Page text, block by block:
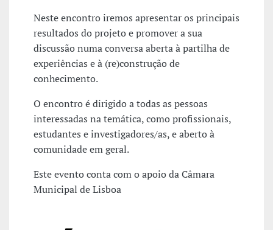
Neste encontro iremos apresentar os principais
resultados do projeto e promover a sua
discussão numa conversa aberta à partilha de
experiências e à (re)construção de
conhecimento.
O encontro é dirigido a todas as pessoas
interessadas na temática, como profissionais,
estudantes e investigadores/as, e aberto à
comunidade em geral.
Este evento conta com o apoio da Câmara
Municipal de Lisboa